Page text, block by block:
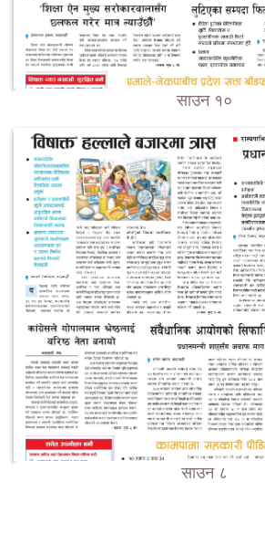
साउन १०
साउन ८